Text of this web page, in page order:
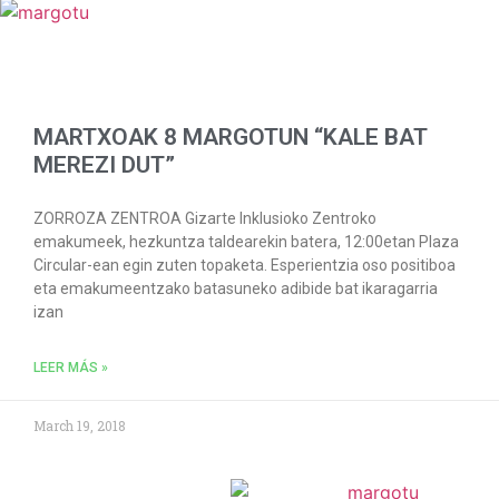
MARTXOAK 8 MARGOTUN “KALE BAT
MEREZI DUT”
ZORROZA ZENTROA Gizarte Inklusioko Zentroko
emakumeek, hezkuntza taldearekin batera, 12:00etan Plaza
Circular-ean egin zuten topaketa. Esperientzia oso positiboa
eta emakumeentzako batasuneko adibide bat ikaragarria
izan
LEER MÁS »
March 19, 2018